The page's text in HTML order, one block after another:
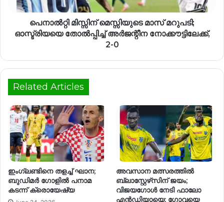
പെനാൽറ്റി മിസ്സിന് മെസ്സിയുടെ മാസ് മറുപടി;
ഓസ്ട്രിയയെ തോൽപ്പിച്ച് അർജന്റീന നോക്കൗട്ടിലേക്ക്,
2-0
Related Articles
ഇംഗ്ലണ്ടിനെ തളച്ച് ഘാന;
ബുഡിമർ ഗോളിൽ പനാമ
കടന്ന് ക്രൊയേഷ്യ
അവസാന മത്സരത്തിൽ
ബ്ലാസ്റ്റേഴ്‌സിന് ജയം;
വിജയഗോൾ നേടി ഫാലോ
എൻഡിയായെ; ഗോവയെ